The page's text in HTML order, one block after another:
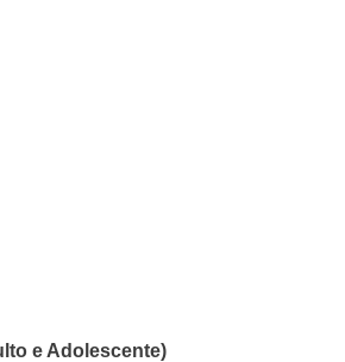
e Adolescente)